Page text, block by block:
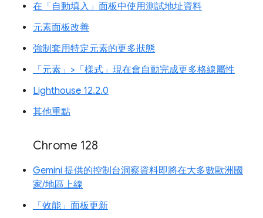
在「自動填入」面板中使用測試地址資料
元素面板改善
強制套用特定元素的更多狀態
「元素」>「樣式」現在會自動完成更多格線屬性
Lighthouse 12.2.0
其他重點
Chrome 128
Gemini 提供的控制台洞察資料即將在大多數歐洲國
家/地區上線
「效能」面板更新